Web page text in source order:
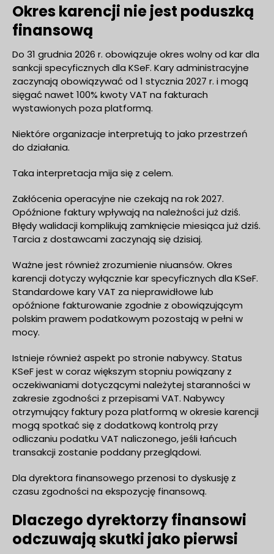
Okres karencji nie jest poduszką
finansową
Do 31 grudnia 2026 r. obowiązuje okres wolny od kar dla
sankcji specyficznych dla KSeF. Kary administracyjne
zaczynają obowiązywać od 1 stycznia 2027 r. i mogą
sięgać nawet 100% kwoty VAT na fakturach
wystawionych poza platformą.
Niektóre organizacje interpretują to jako przestrzeń
do działania.
Taka interpretacja mija się z celem.
Zakłócenia operacyjne nie czekają na rok 2027.
Opóźnione faktury wpływają na należności już dziś.
Błędy walidacji komplikują zamknięcie miesiąca już dziś.
Tarcia z dostawcami zaczynają się dzisiaj.
Ważne jest również zrozumienie niuansów. Okres
karencji dotyczy wyłącznie kar specyficznych dla KSeF.
Standardowe kary VAT za nieprawidłowe lub
opóźnione fakturowanie zgodnie z obowiązującym
polskim prawem podatkowym pozostają w pełni w
mocy.
Istnieje również aspekt po stronie nabywcy. Status
KSeF jest w coraz większym stopniu powiązany z
oczekiwaniami dotyczącymi należytej staranności w
zakresie zgodności z przepisami VAT. Nabywcy
otrzymujący faktury poza platformą w okresie karencji
mogą spotkać się z dodatkową kontrolą przy
odliczaniu podatku VAT naliczonego, jeśli łańcuch
transakcji zostanie poddany przeglądowi.
Dla dyrektora finansowego przenosi to dyskusję z
czasu zgodności na ekspozycję finansową.
Dlaczego dyrektorzy finansowi
odczuwają skutki jako pierwsi